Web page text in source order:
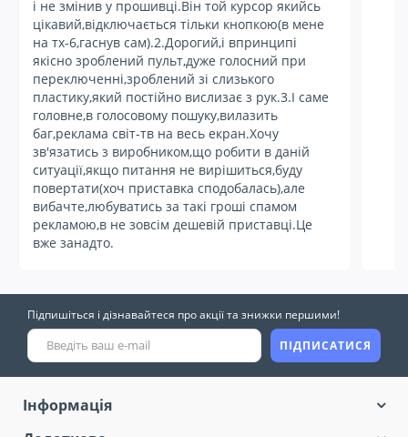
і не змінив у прошивці.Він той курсор якийсь
цікавий,відключається тільки кнопкою(в мене
на тх-6,гаснув сам).2.Дорогий,і впринципі
якісно зроблений пульт,дуже голосний при
переключенні,зроблений зі слизького
пластику,який постійно вислизає з рук.3.І саме
головне,в голосовому пошуку,вилазить
баг,реклама світ-тв на весь екран.Хочу
зв'язатись з виробником,що робити в даній
ситуації,якщо питання не вирішиться,буду
повертати(хоч приставка сподобалась),але
вибачте,любуватись за такі гроші спамом
рекламою,в не зовсім дешевій приставці.Це
вже занадто.
Підпишіться і дізнавайтеся про акції та знижки першими!
ПІДПИСАТИСЯ
Інформація